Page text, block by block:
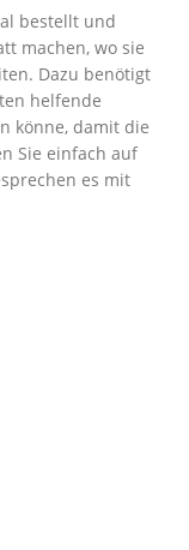
bestellt und
machen, wo sie
Dazu benötigt
helfende
könne, damit die
Sie einfach auf
es mit